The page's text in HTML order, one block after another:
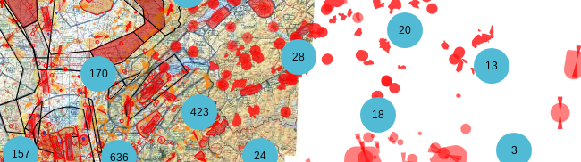
636
170
13
3
20
18
24
423
157
28